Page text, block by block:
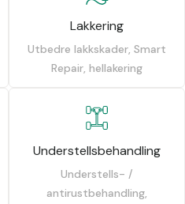
Lakkering
Utbedre lakkskader, Smart
Repair, hellakering
Understellsbehandling
Understells- /
antirustbehandling,